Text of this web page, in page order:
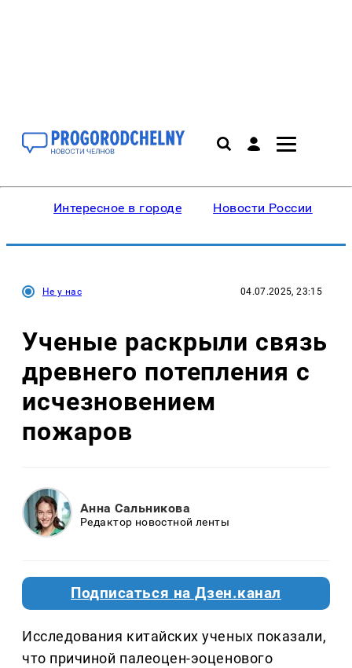
Интересное в городе Новости России
Не у нас 04.07.2025, 23:15
Ученые раскрыли связь
древнего потепления с
исчезновением
пожаров
Анна Сальникова
Редактор новостной ленты
Подписаться на Дзен.канал
Исследования китайских ученых показали,
что причиной палеоцен-эоценового